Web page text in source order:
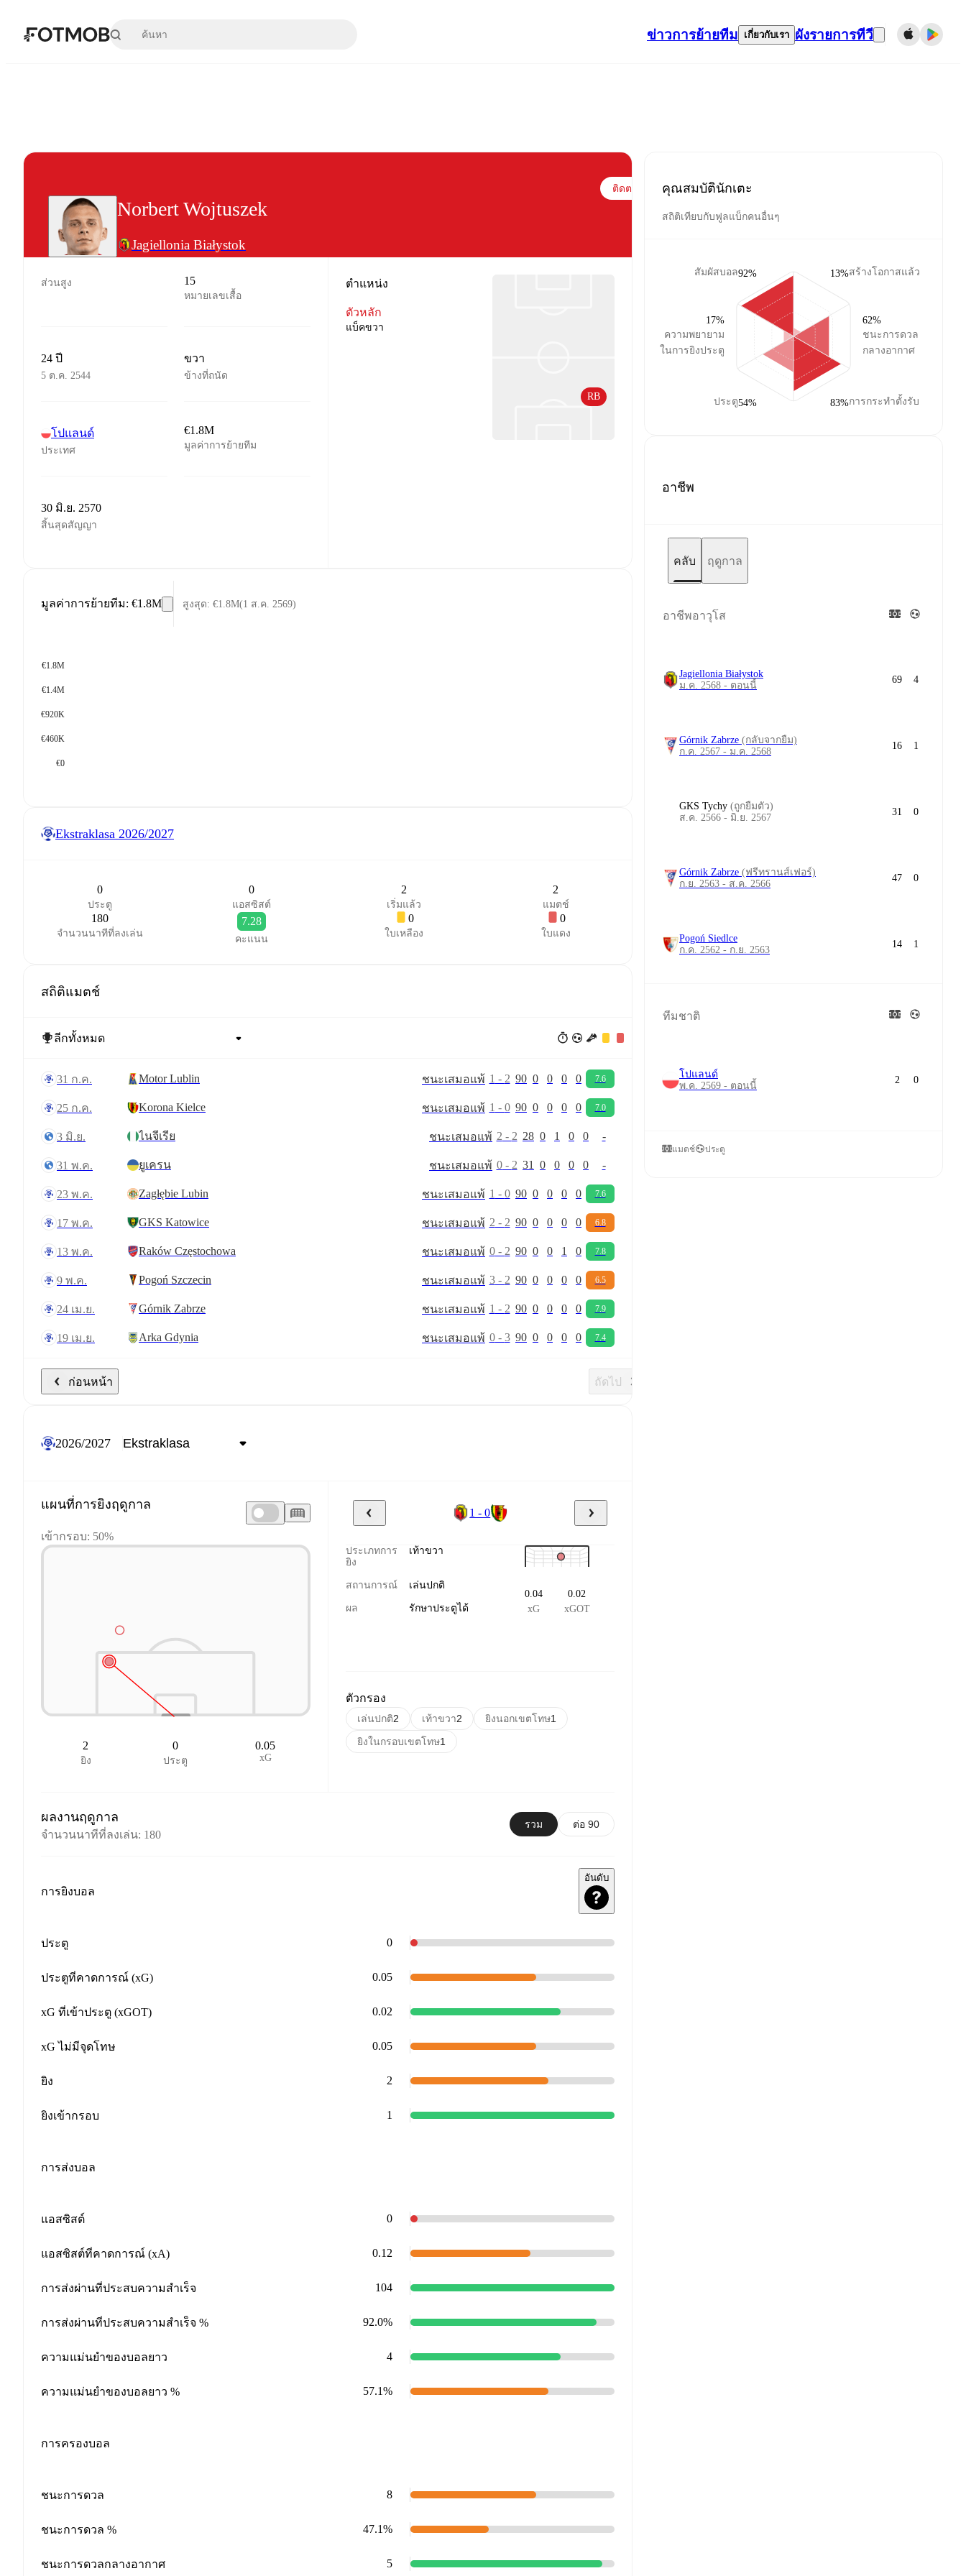
ข้ามไปยังเนื้อหาหลัก
ข่าวการย้ายทีม เกี่ยวกับเรา ผังรายการทีวี
Norbert Wojtuszek
Jagiellonia Białystok
ติดตาม
ส่วนสูง 15
หมายเลขเสื้อ
24 ปี
5 ต.ค. 2544
ขวา
ข้างที่ถนัด
โปแลนด์
ประเทศ
€1.8M
มูลค่าการย้ายทีม
30 มิ.ย. 2570
สิ้นสุดสัญญา
ตำแหน่ง
ตัวหลัก
แบ็คขวา
RB
มูลค่าการย้ายทีม: €1.8M สูงสุด: €1.8M(1 ส.ค. 2569)
€1.8M
€1.4M
€920K
€460K
€0
Ekstraklasa 2026/2027
0
ประตู
0
แอสซิสต์
2
เริ่มแล้ว
2
แมตช์
180
จำนวนนาทีที่ลงเล่น
7.28
คะแนน
0
ใบเหลือง
0
ใบแดง
สถิติแมตช์
31 ก.ค. Motor Lublin ชนะเสมอแพ้ 1 - 2 90 0 0 0 0 7.6
25 ก.ค. Korona Kielce ชนะเสมอแพ้ 1 - 0 90 0 0 0 0 7.0
3 มิ.ย. ไนจีเรีย ชนะเสมอแพ้ 2 - 2 28 0 1 0 0 -
31 พ.ค. ยูเครน ชนะเสมอแพ้ 0- 2 31 0 0 0 0 -
23 พ.ค. Zagłębie Lubin ชนะเสมอแพ้ 1 - 0 90 0 0 0 0 7.6
17 พ.ค. GKS Katowice ชนะเสมอแพ้ 2 - 2 90 0 0 0 0 6.8
13 พ.ค. Raków Częstochowa ชนะเสมอแพ้ 0- 2 90 0 0 1 0 7.8
9 พ.ค. Pogoń Szczecin ชนะเสมอแพ้ 3- 2 90 0 0 0 0 6.5
24 เม.ย. Górnik Zabrze ชนะเสมอแพ้ 1 - 2 90 0 0 0 0 7.9
19 เม.ย. Arka Gdynia ชนะเสมอแพ้ 0- 3 90 0 0 0 0 7.4
ก่อนหน้า ถัดไป
2026/2027
แผนที่การยิงฤดูกาล
เข้ากรอบ: 50%
2
ยิง
0
ประตู
0.05
xG
1 - 0
ประเภทการ
ยิง
เท้าขวา
สถานการณ์ เล่นปกติ
ผล รักษาประตูได้
0.04
xG
0.02
xGOT
ตัวกรอง
เล่นปกติ2 เท้าขวา2 ยิงนอกเขตโทษ1
ยิงในกรอบเขตโทษ1
ผลงานฤดูกาล
จำนวนนาทีที่ลงเล่น: 180
รวม ต่อ 90
การยิงบอล
อันดับ
ประตู 0
ประตูที่คาดการณ์ (xG) 0.05
xG ที่เข้าประตู (xGOT) 0.02
xG ไม่มีจุดโทษ 0.05
ยิง 2
ยิงเข้ากรอบ 1
การส่งบอล
แอสซิสต์ 0
แอสซิสต์ที่คาดการณ์ (xA) 0.12
การส่งผ่านที่ประสบความสำเร็จ 104
การส่งผ่านที่ประสบความสำเร็จ % 92.0%
ความแม่นยำของบอลยาว 4
ความแม่นยำของบอลยาว % 57.1%
การครองบอล
ชนะการดวล 8
ชนะการดวล % 47.1%
ชนะการดวลกลางอากาศ 5
คุณสมบัตินักเตะ
สถิติเทียบกับฟูลแบ็กคนอื่นๆ
สัมผัสบอล92%
ความพยายาม
ในการยิงประตู
17%
ประตู54%
สร้างโอกาสแล้ว
13%
ชนะการดวล
กลางอากาศ
62%
การกระทำตั้งรับ
83%
อาชีพ
คลับ ฤดูกาล
อาชีพอาวุโส
Jagiellonia Białystok
ม.ค. 2568 - ตอนนี้
69 4
Górnik Zabrze (กลับจากยืม)
ก.ค. 2567 - ม.ค. 2568
16 1
GKS Tychy (ถูกยืมตัว)
ส.ค. 2566 - มิ.ย. 2567
31 0
Górnik Zabrze (ฟรีทรานส์เฟอร์)
ก.ย. 2563 - ส.ค. 2566
47 0
Pogoń Siedlce
ก.ค. 2562 - ก.ย. 2563
14 1
ทีมชาติ
โปแลนด์
พ.ค. 2569 - ตอนนี้
2 0
แมตช์ ประตู